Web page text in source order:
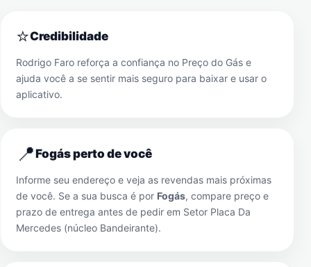
⭐Credibilidade
Rodrigo Faro reforça a confiança no Preço do Gás e
ajuda você a se sentir mais seguro para baixar e usar o
aplicativo.
📍Fogás perto de você
Informe seu endereço e veja as revendas mais próximas
de você. Se a sua busca é por Fogás, compare preço e
prazo de entrega antes de pedir em Setor Placa Da
Mercedes (núcleo Bandeirante).